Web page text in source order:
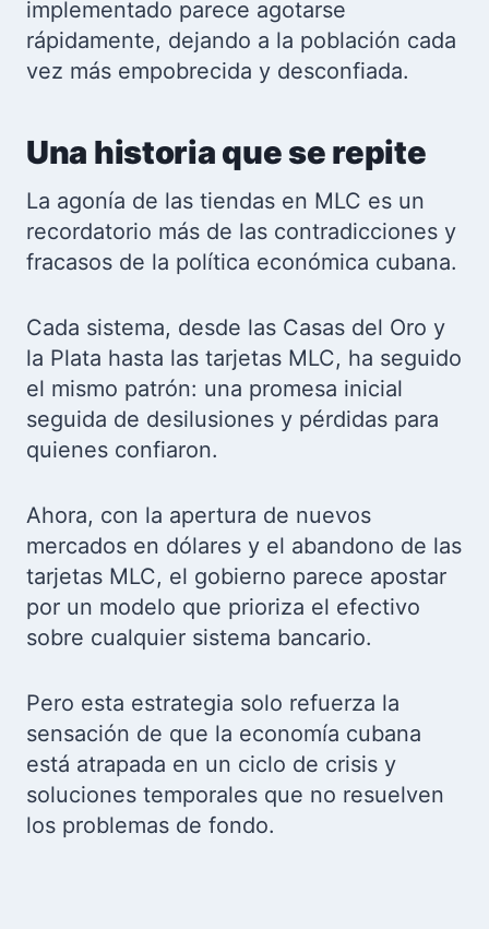
implementado parece agotarse
rápidamente, dejando a la población cada
vez más empobrecida y desconfiada.
Una historia que se repite
La agonía de las tiendas en MLC es un
recordatorio más de las contradicciones y
fracasos de la política económica cubana.
Cada sistema, desde las Casas del Oro y
la Plata hasta las tarjetas MLC, ha seguido
el mismo patrón: una promesa inicial
seguida de desilusiones y pérdidas para
quienes confiaron.
Ahora, con la apertura de nuevos
mercados en dólares y el abandono de las
tarjetas MLC, el gobierno parece apostar
por un modelo que prioriza el efectivo
sobre cualquier sistema bancario.
Pero esta estrategia solo refuerza la
sensación de que la economía cubana
está atrapada en un ciclo de crisis y
soluciones temporales que no resuelven
los problemas de fondo.